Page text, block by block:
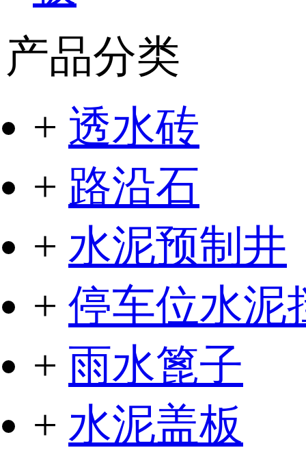
产品分类
+ 透水砖
+ 路沿石
+ 水泥预制井
+ 停车位水泥
+ 雨水篦子
+ 水泥盖板